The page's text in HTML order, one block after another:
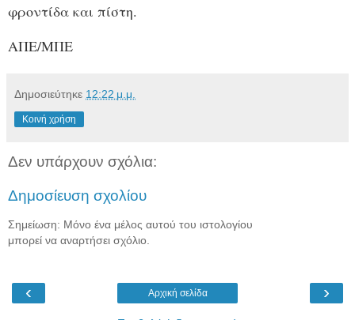
φροντίδα και πίστη.
ΑΠΕ/ΜΠΕ
Δημοσιεύτηκε 12:22 μ.μ.
Κοινή χρήση
Δεν υπάρχουν σχόλια:
Δημοσίευση σχολίου
Σημείωση: Μόνο ένα μέλος αυτού του ιστολογίου
μπορεί να αναρτήσει σχόλιο.
‹ ›
Αρχική σελίδα